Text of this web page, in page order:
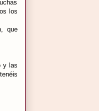
los
que
y las